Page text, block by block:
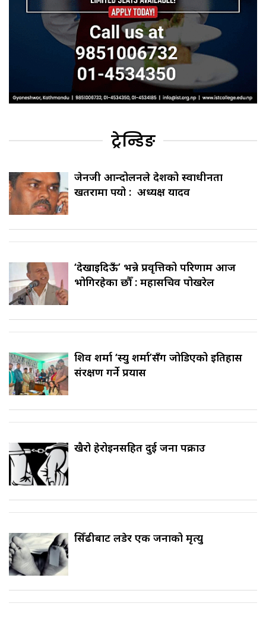
ट्रेन्डिङ
जेनजी आन्दोलनले देशको स्वाधीनता
खतरामा पर्‍यो : अध्यक्ष यादव
‘देखाइदिऊँ’ भन्ने प्रवृत्तिको परिणाम आज
भोगिरहेका छौँ : महासचिव पोखरेल
शिव शर्मा ‘स्यु शर्मा’सँग जोडिएको इतिहास
संरक्षण गर्ने प्रयास
खैरो हेरोइनसहित दुई जना पक्राउ
सिँढीबाट लडेर एक जनाको मृत्यु